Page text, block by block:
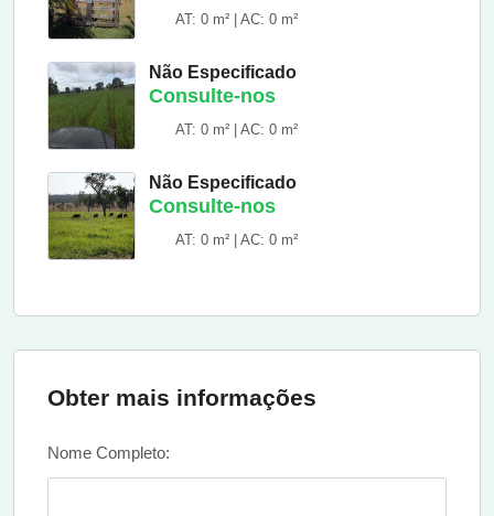
AT: 0 m² | AC: 0 m²
Não Especificado
Consulte-nos
AT: 0 m² | AC: 0 m²
Não Especificado
Consulte-nos
AT: 0 m² | AC: 0 m²
Obter mais informações
Nome Completo: